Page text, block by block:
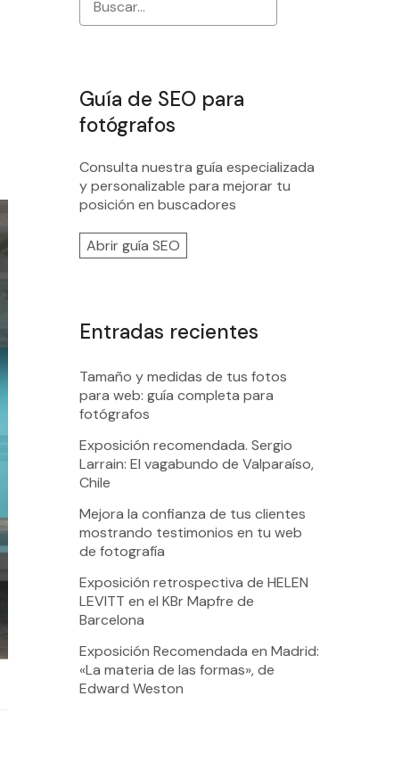
Guía de SEO para
fotógrafos
Consulta nuestra guía especializada
y personalizable para mejorar tu
posición en buscadores
Abrir guía SEO
Entradas recientes
Tamaño y medidas de tus fotos
para web: guía completa para
fotógrafos
Exposición recomendada. Sergio
Larrain: El vagabundo de Valparaíso,
Chile
Mejora la confianza de tus clientes
mostrando testimonios en tu web
de fotografía
Exposición retrospectiva de HELEN
LEVITT en el KBr Mapfre de
Barcelona
Exposición Recomendada en Madrid:
«La materia de las formas», de
Edward Weston